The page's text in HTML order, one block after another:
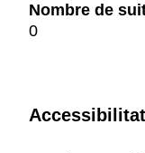
Nombre de
0
Accessibilitat